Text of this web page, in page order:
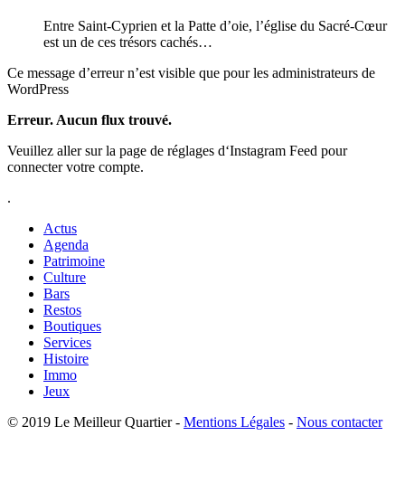
Entre Saint-Cyprien et la Patte d’oie, l’église du Sacré-Cœur
est un de ces trésors cachés…
Ce message d’erreur n’est visible que pour les administrateurs de
WordPress
Erreur. Aucun flux trouvé.
Veuillez aller sur la page de réglages d‘Instagram Feed pour
connecter votre compte.
.
Actus
Agenda
Patrimoine
Culture
Bars
Restos
Boutiques
Services
Histoire
Immo
Jeux
© 2019 Le Meilleur Quartier - Mentions Légales - Nous contacter